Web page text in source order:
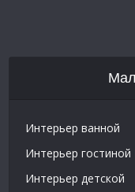
Интерьер ванной
Интерьер гостиной
Интерьер детской